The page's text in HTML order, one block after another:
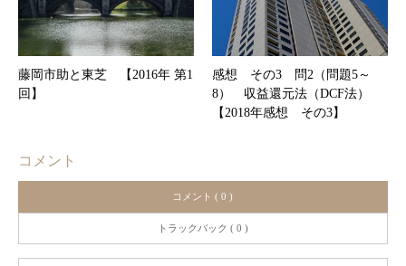
藤岡市助と東芝 【2016年 第1
回】
感想 その3 問2（問題5～
8） 収益還元法（DCF法）
【2018年感想 その3】
コメント
コメント ( 0 )
トラックバック ( 0 )